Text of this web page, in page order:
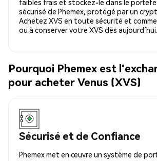
faibles frais et stockez-le dans le
sécurisé de Phemex, protégé par un
Achetez XVS en toute sécurité et
ou à conserver votre XVS dès aujourd’hui.
Pourquoi Phemex est
pour acheter Venus (XVS)
Sécurisé et de Confiance
Phemex met en œuvre un système de